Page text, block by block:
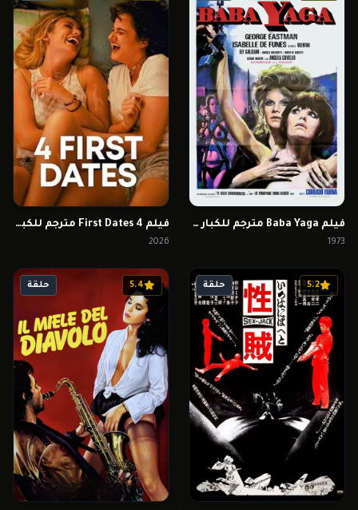
فيلم Baba Yaga مترجم للكبار فقط
1973
فيلم 4 First Dates مترجم للكبار فقط
2026
5.2 حلقة 5.4 حلقة